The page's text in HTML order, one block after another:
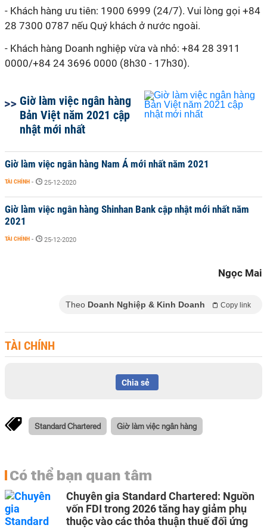
- Khách hàng ưu tiên: 1900 6999 (24/7). Vui lòng gọi +84
28 7300 0787 nếu Quý khách ở nước ngoài.
- Khách hàng Doanh nghiệp vừa và nhỏ: +84 28 3911
0000/+84 24 3696 0000 (8h30 - 17h30).
Giờ làm việc ngân hàng
Bản Việt năm 2021 cập
nhật mới nhất
Giờ làm việc ngân hàng Nam Á mới nhất năm 2021
TÀI CHÍNH - 25-12-2020
Giờ làm việc ngân hàng Shinhan Bank cập nhật mới nhất năm
2021
TÀI CHÍNH - 25-12-2020
Ngọc Mai
Theo Doanh Nghiệp & Kinh Doanh Copy link
TÀI CHÍNH
Chia sẻ
Standard Chartered Giờ làm việc ngân hàng
Có thể bạn quan tâm
Chuyên gia Standard Chartered: Nguồn
vốn FDI trong 2026 tăng hay giảm phụ
thuộc vào các thỏa thuận thuế đối ứng